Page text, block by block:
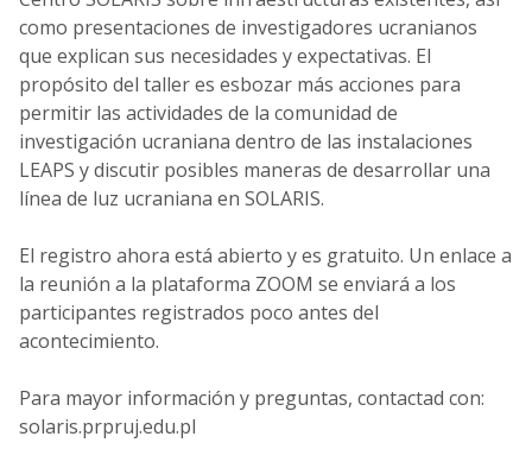
como presentaciones de investigadores ucranianos
que explican sus necesidades y expectativas. El
propósito del taller es esbozar más acciones para
permitir las actividades de la comunidad de
investigación ucraniana dentro de las instalaciones
LEAPS y discutir posibles maneras de desarrollar una
línea de luz ucraniana en SOLARIS.
El registro ahora está abierto y es gratuito. Un enlace a
la reunión a la plataforma ZOOM se enviará a los
participantes registrados poco antes del
acontecimiento.
Para mayor información y preguntas, contactad con:
solaris.prpruj.edu.pl